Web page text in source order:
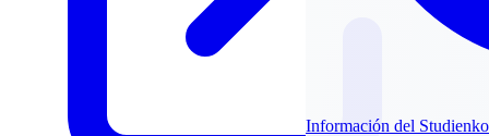
Información del